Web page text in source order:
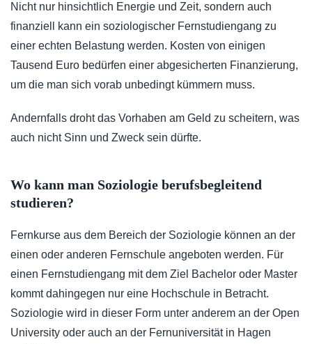
Nicht nur hinsichtlich Energie und Zeit, sondern auch
finanziell kann ein soziologischer Fernstudiengang zu
einer echten Belastung werden. Kosten von einigen
Tausend Euro bedürfen einer abgesicherten Finanzierung,
um die man sich vorab unbedingt kümmern muss.
Andernfalls droht das Vorhaben am Geld zu scheitern, was
auch nicht Sinn und Zweck sein dürfte.
Wo kann man Soziologie berufsbegleitend
studieren?
Fernkurse aus dem Bereich der Soziologie können an der
einen oder anderen Fernschule angeboten werden. Für
einen Fernstudiengang mit dem Ziel Bachelor oder Master
kommt dahingegen nur eine Hochschule in Betracht.
Soziologie wird in dieser Form unter anderem an der Open
University oder auch an der Fernuniversität in Hagen